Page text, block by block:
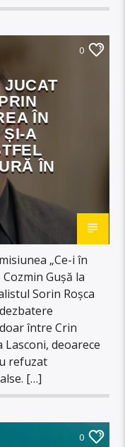
0
JUCAT
ÎN
ȘI-A
ÎN
„Ce-i în
Gușă la
Sorin Roșca
între Crin
deoarece
refuzat
[…]
0